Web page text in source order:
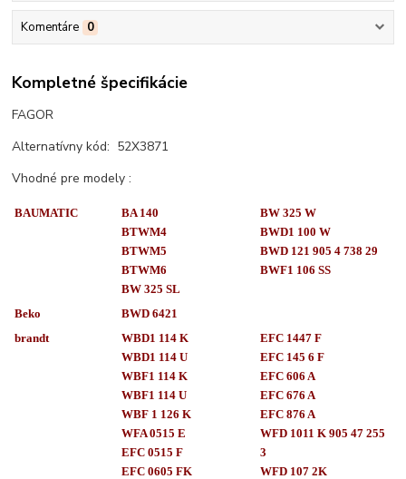
Komentáre 0
Kompletné špecifikácie
FAGOR
Alternatívny kód: 52X3871
Vhodné pre modely :
BAUMATIC
BA 140
BTWM4
BTWM5
BTWM6
BW 325 SL
BW 325 W
BWD1 100 W
BWD 121 905 4 738 29
BWF1 106 SS
Beko
BWD 6421
brandt
WBD1 114 K
WBD1 114 U
WBF1 114 K
WBF1 114 U
WBF 1 126 K
WFA 0515 E
EFC 0515 F
EFC 0605 FK
EFC 1447 F
EFC 145 6 F
EFC 606 A
EFC 676 A
EFC 876 A
WFD 1011 K 905 47 255
3
WFD 107 2K